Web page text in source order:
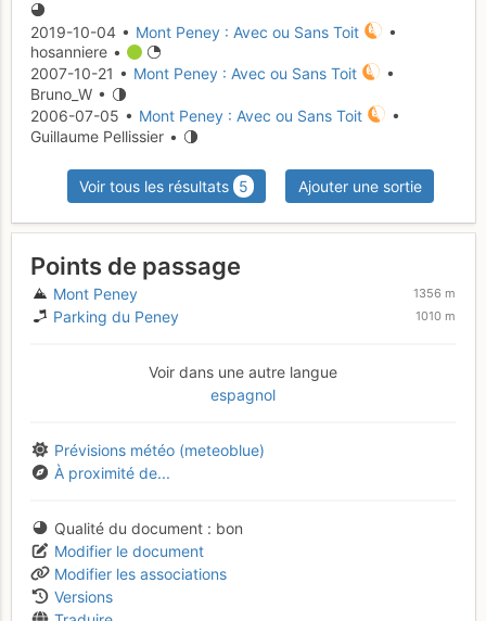
2019-10-04 • Mont Peney : Avec ou Sans Toit
•
hosanniere •
2007-10-21 • Mont Peney : Avec ou Sans Toit
•
Bruno_W •
2006-07-05 • Mont Peney : Avec ou Sans Toit
•
Guillaume Pellissier •
Voir tous les résultats 5 Ajouter une sortie
Points de passage
Mont Peney 1356 m
Parking du Peney 1010 m
Voir dans une autre langue
espagnol
Prévisions météo (meteoblue)
À proximité de...
Qualité du document
bon
Modifier le document
Modifier les associations
Versions